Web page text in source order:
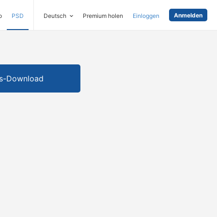
PSD Deutsch Premium holen Einloggen Anmelden
Download